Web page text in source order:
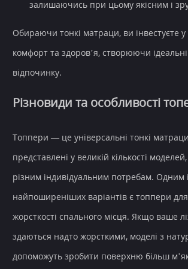
залишаючись при цьому якісним і
Обираючи тонкі матраци, ви інвестуєте
комфорт та здоров’я, створюючи
відпочинку.
Різновиди та особливості
Топпери — це універсальні тонкі
представлені у великій кількості
різним індивідуальним потребам. Одним
найпоширеніших варіантів є топпери
жорсткості спального місця. Якщо ваше
здаються надто жорсткими, моделі з
допоможуть зробити поверхню більш